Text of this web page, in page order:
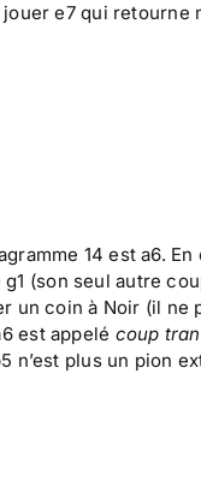
e7 qui retourne
14 est a6.
(son seul autre
un coin à Noir (il ne
est appelé coup
n’est plus un pion